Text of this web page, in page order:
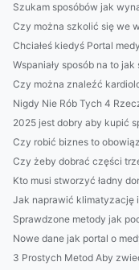
Szukam sposóbów jak
Czy można szkolić się we
Chciałeś kiedyś Portal
Wspaniały sposób na to
Czy można znaleźć
Nigdy Nie Rób Tych 4
2025 jest dobry aby kupić
Czy robić biznes to
Czy żeby dobrać części
Kto musi stworzyć ładny
Jak naprawić klimatyzację
Sprawdzone metody jak
Nowe dane jak portal o
3 Prostych Metod Aby